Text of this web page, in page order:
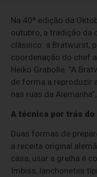
Na 40ª edição da
outubro, a tradição da
clássico: a Bratwurst,
coordenação do chef
Heiko Grabolle. “A
de forma a reproduzir
nas ruas da
A técnica por trás do
Duas formas de
a receita original
casa, usar a grelha é
Imbiss, lanchonetes